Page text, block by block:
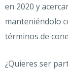
en 2020 y
manteniéndolo
términos de
¿Quieres ser